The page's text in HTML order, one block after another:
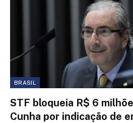
BRASIL
STF bloqueia R$ 6
Cunha por indicação de